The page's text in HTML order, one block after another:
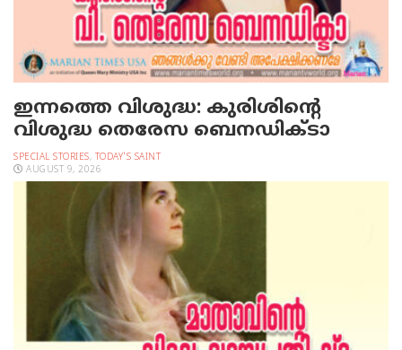
ഇന്നത്തെ വിശുദ്ധ: കുരിശിന്റെ
വിശുദ്ധ തെരേസ ബെനഡിക്ടാ
SPECIAL STORIES, TODAY'S SAINT
AUGUST 9, 2026